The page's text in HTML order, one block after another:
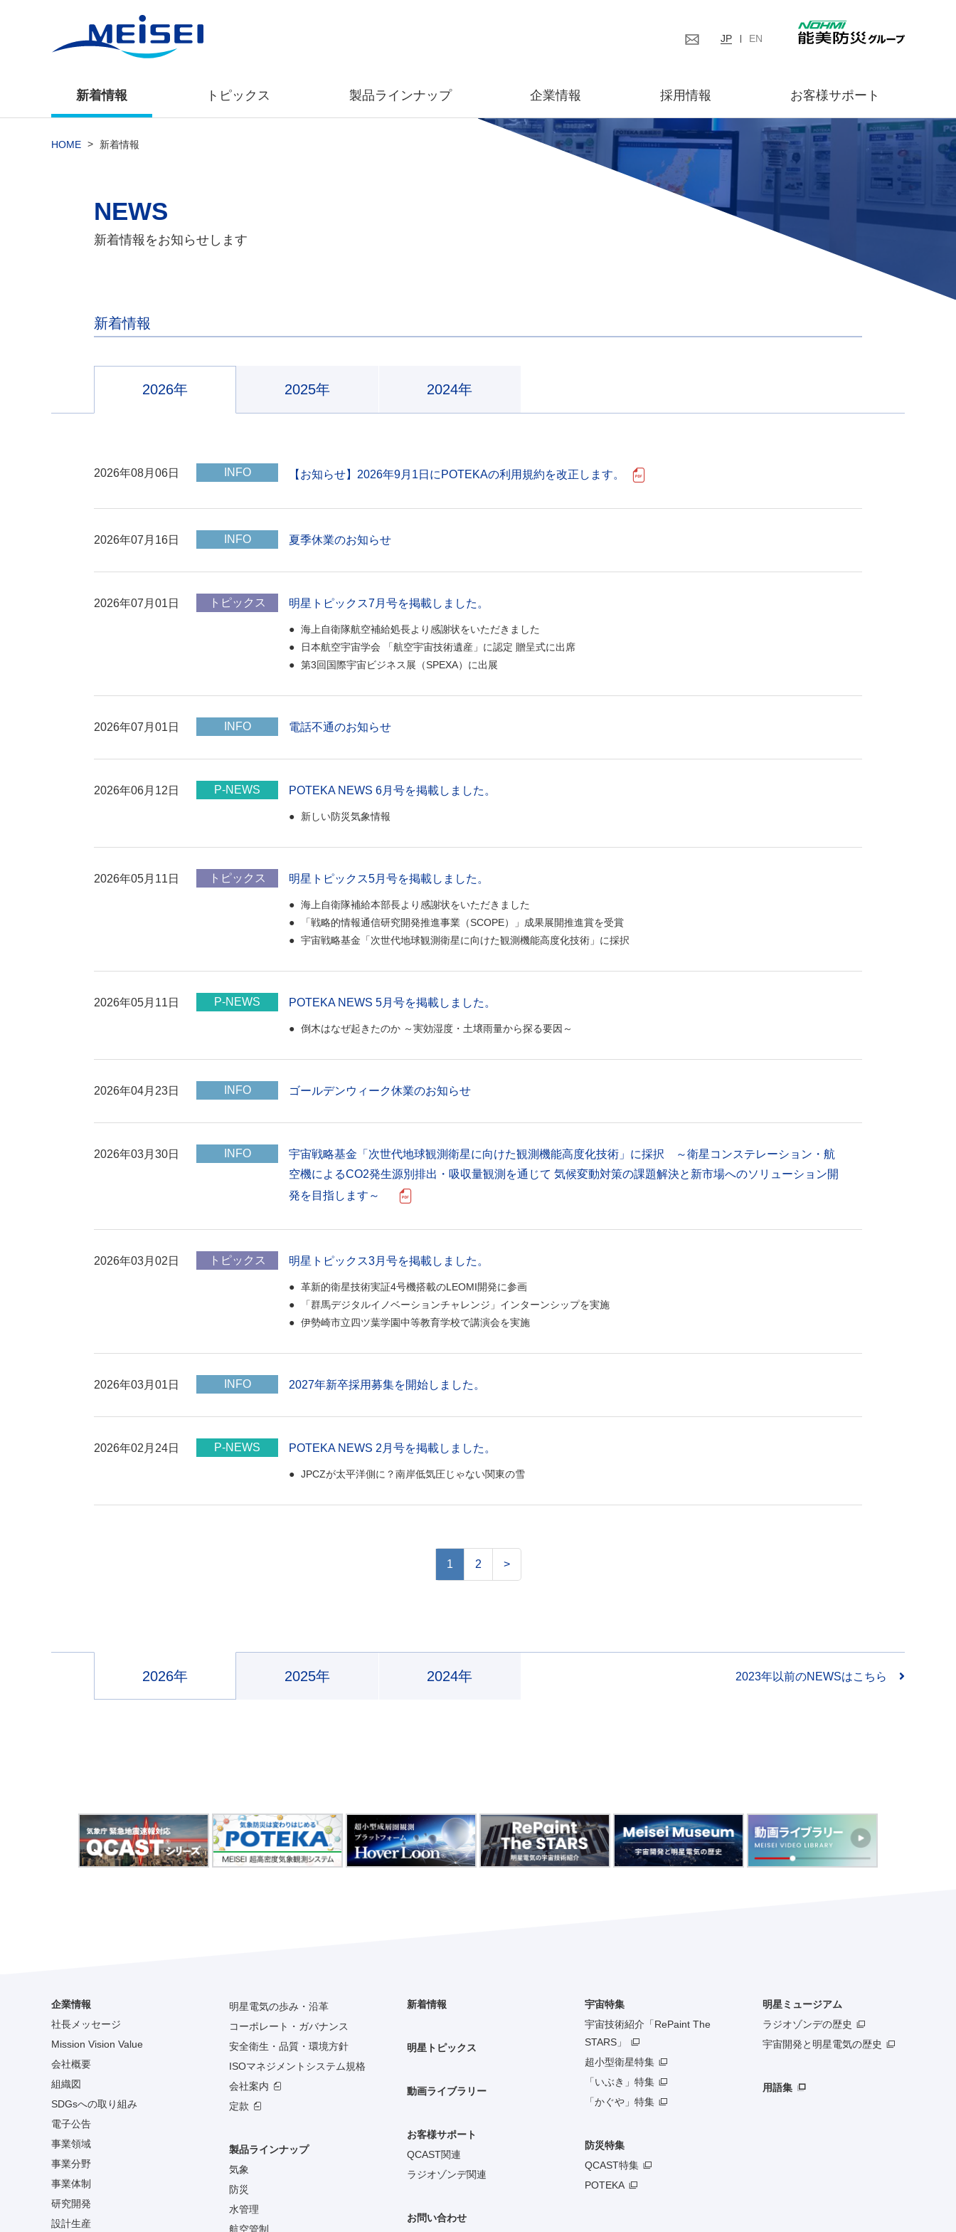
JP EN
新着情報 トピックス 製品ラインナップ 企業情報 採用情報 お客様サポート
HOME > 新着情報
NEWS
新着情報をお知らせします
新着情報
2026年 2025年 2024年
2026年08月06日 INFO 【お知らせ】2026年9月1日にPOTEKAの利用規約を改正します。
2026年07月16日 INFO 夏季休業のお知らせ
2026年07月01日 トピックス 明星トピックス7月号を掲載しました。
海上自衛隊航空補給処長より感謝状をいただきました
日本航空宇宙学会 「航空宇宙技術遺産」に認定 贈呈式に出席
第3回国際宇宙ビジネス展（SPEXA）に出展
2026年07月01日 INFO 電話不通のお知らせ
2026年06月12日 P-NEWS POTEKA NEWS 6月号を掲載しました。
新しい防災気象情報
2026年05月11日 トピックス 明星トピックス5月号を掲載しました。
海上自衛隊補給本部長より感謝状をいただきました
「戦略的情報通信研究開発推進事業（SCOPE）」成果展開推進賞を受賞
宇宙戦略基金「次世代地球観測衛星に向けた観測機能高度化技術」に採択
2026年05月11日 P-NEWS POTEKA NEWS 5月号を掲載しました。
倒木はなぜ起きたのか ～実効湿度・土壌雨量から探る要因～
2026年04月23日 INFO ゴールデンウィーク休業のお知らせ
2026年03月30日 INFO
宇宙戦略基金「次世代地球観測衛星に向けた観測機能高度化技術」に採択 ～衛星コンステレーション・航
空機によるCO2発生源別排出・吸収量観測を通じて 気候変動対策の課題解決と新市場へのソリューション開
発を目指します～
2026年03月02日 トピックス 明星トピックス3月号を掲載しました。
革新的衛星技術実証4号機搭載のLEOMI開発に参画
「群馬デジタルイノベーションチャレンジ」インターンシップを実施
伊勢崎市立四ツ葉学園中等教育学校で講演会を実施
2026年03月01日 INFO 2027年新卒採用募集を開始しました。
2026年02月24日 P-NEWS POTEKA NEWS 2月号を掲載しました。
JPCZが太平洋側に？南岸低気圧じゃない関東の雪
1 2 >
2026年 2025年 2024年 2023年以前のNEWSはこちら
企業情報
社長メッセージ
Mission Vision Value
会社概要
組織図
SDGsへの取り組み
電子公告
事業領域
事業分野
事業体制
研究開発
設計生産
明星電気の歩み・沿革
コーポレート・ガバナンス
安全衛生・品質・環境方針
ISOマネジメントシステム規格
会社案内
定款
製品ラインナップ
気象
防災
水管理
航空管制
新着情報
明星トピックス
動画ライブラリー
お客様サポート
QCAST関連
ラジオゾンデ関連
お問い合わせ
宇宙特集
宇宙技術紹介「RePaint The
STARS」
超小型衛星特集
「いぶき」特集
「かぐや」特集
防災特集
QCAST特集
POTEKA
明星ミュージアム
ラジオゾンデの歴史
宇宙開発と明星電気の歴史
用語集